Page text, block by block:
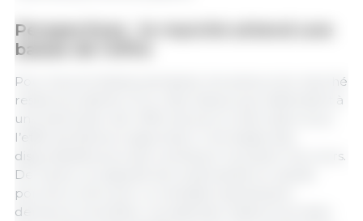
Perspectives : le marché attend une
baisse de l’offre
Pour les prochaines semaines, les acteurs du marché
restent prudents. D’un côté, beaucoup s’attendent à
une diminution de l’offre de porcs charcutiers sous
l’effet de facteurs saisonniers. Une baisse des
disponibilités pourrait contribuer à soutenir les cours.
De l’autre, la capacité de la demande en viande
porcine à retrouver un véritable dynamisme
demeure incertaine. Les attentes restent tournées